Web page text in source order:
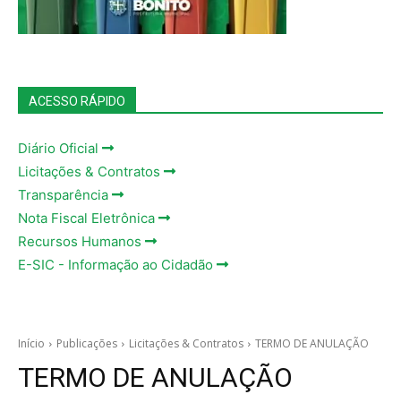
ACESSO RÁPIDO
Diário Oficial
Licitações & Contratos
Transparência
Nota Fiscal Eletrônica
Recursos Humanos
E-SIC - Informação ao Cidadão